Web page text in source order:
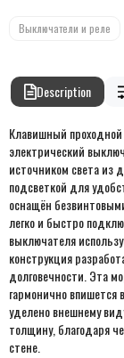
Выключатели и реле
Description
Клавишный
электрический
источником света из
подсветкой для
оснащён
легко и быстро
выключателя
конструкция
долговечности. Эта
гармонично впишется
уделено внешнему
толщину, благодаря
стене.